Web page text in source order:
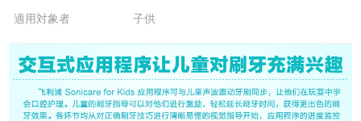
適用対象者
子供